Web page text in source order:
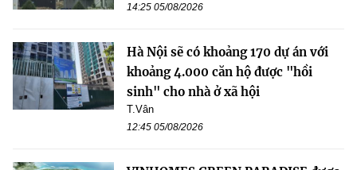
14:25 05/08/2026
Hà Nội sẽ có khoảng 170 dự án với
khoảng 4.000 căn hộ được "hồi
sinh" cho nhà ở xã hội
T.Vân
12:45 05/08/2026